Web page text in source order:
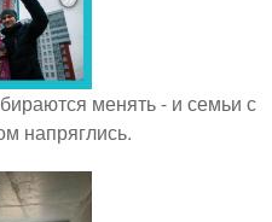
менять - и семьи с
напряглись.